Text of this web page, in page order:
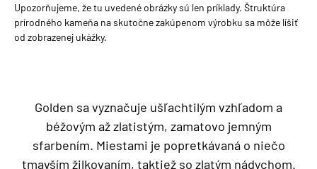
Upozorňujeme, že tu uvedené obrázky sú len príklady. Štruktúra
prírodného kameňa na skutočne zakúpenom výrobku sa môže líšiť
od zobrazenej ukážky.
Golden sa vyznačuje ušľachtilým vzhľadom a
béžovým až zlatistým, zamatovo jemným
sfarbením. Miestami je popretkávaná o niečo
tmavším žilkovaním, taktiež so zlatým nádychom.